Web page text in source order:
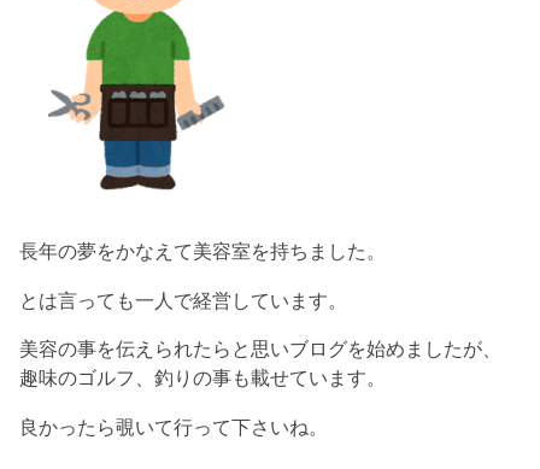
長年の夢をかなえて美容室を持ちました。
とは言っても一人で経営しています。
美容の事を伝えられたらと思いブログを始めましたが、
趣味のゴルフ、釣りの事も載せています。
良かったら覗いて行って下さいね。